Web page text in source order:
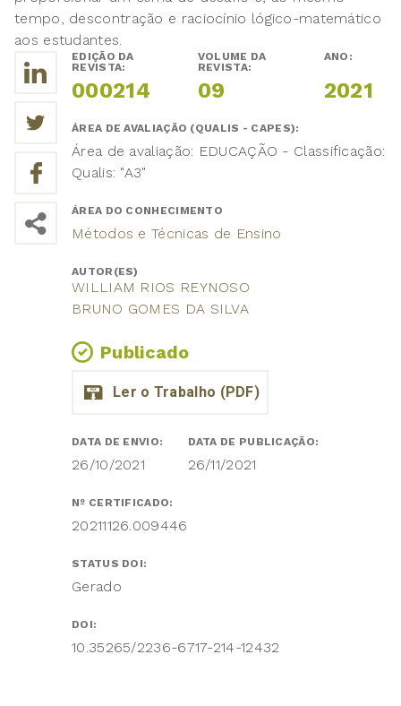
tempo, descontração e raciocínio lógico-matemático
aos estudantes.
EDIÇÃO DA
REVISTA:
000214
VOLUME DA
REVISTA:
09
ANO:
2021
ÁREA DE AVALIAÇÃO (QUALIS - CAPES):
Área de avaliação: EDUCAÇÃO - Classificação:
Qualis: "A3"
ÁREA DO CONHECIMENTO
Métodos e Técnicas de Ensino
AUTOR(ES)
WILLIAM RIOS REYNOSO
BRUNO GOMES DA SILVA
Publicado
DATA DE ENVIO:
26/10/2021
DATA DE PUBLICAÇÃO:
26/11/2021
Nº CERTIFICADO:
20211126.009446
STATUS DOI:
Gerado
DOI:
10.35265/2236-6717-214-12432